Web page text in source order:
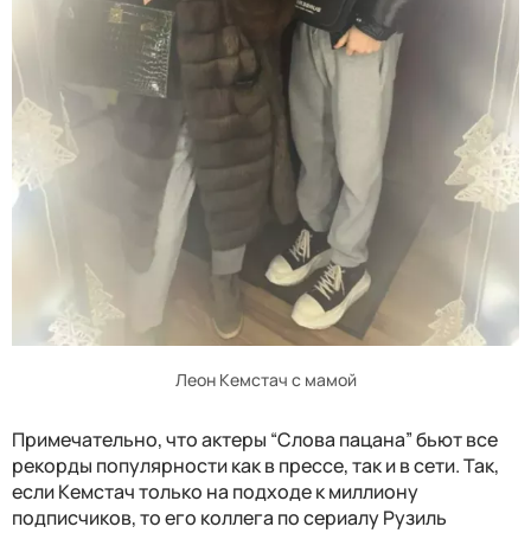
Леон Кемстач с мамой
Примечательно, что актеры “Слова пацана” бьют все
рекорды популярности как в прессе, так и в сети. Так,
если Кемстач только на подходе к миллиону
подписчиков, то его коллега по сериалу Рузиль